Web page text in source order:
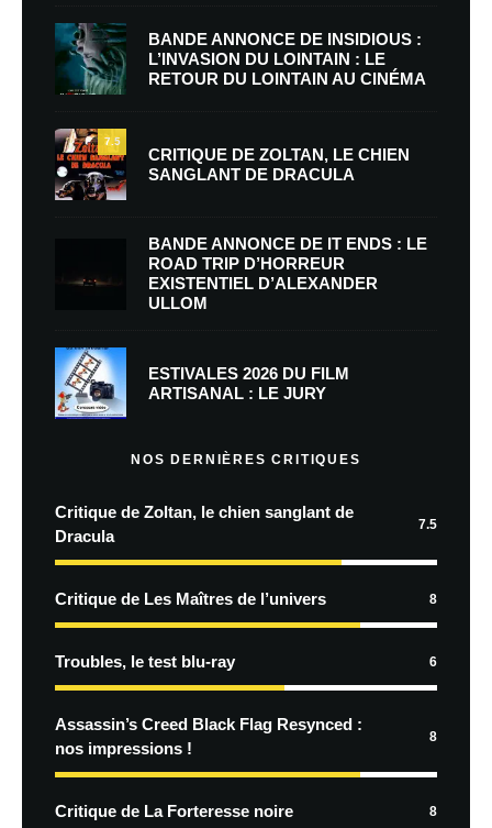
BANDE ANNONCE DE INSIDIOUS :
L’INVASION DU LOINTAIN : LE
RETOUR DU LOINTAIN AU CINÉMA
7.5
CRITIQUE DE ZOLTAN, LE CHIEN
SANGLANT DE DRACULA
BANDE ANNONCE DE IT ENDS : LE
ROAD TRIP D’HORREUR
EXISTENTIEL D’ALEXANDER
ULLOM
ESTIVALES 2026 DU FILM
ARTISANAL : LE JURY
NOS DERNIÈRES CRITIQUES
Critique de Zoltan, le chien sanglant de
Dracula
7.5
Critique de Les Maîtres de l’univers 8
Troubles, le test blu-ray 6
Assassin’s Creed Black Flag Resynced :
nos impressions !
8
Critique de La Forteresse noire 8